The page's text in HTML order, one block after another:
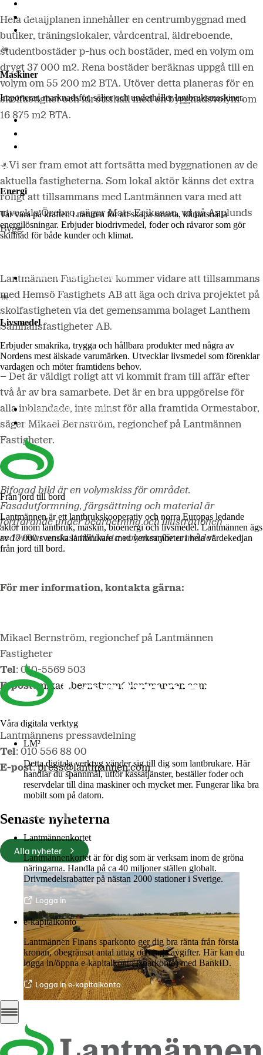
LM2
Maskiner
Importerar, marknadsför, säljer och underhåller lantbruksmaskiner.
Lantmännen Maskin
Energi
Tar vara på kraften i naturen för att skapa smarta, klimatsnälla
energilösningar. Erbjuder biodrivmedel, foder och råvaror som gör
skillnad för både kunder och klimat.
Lantmännen Biorefineries
Livsmedel
Erbjuder smakrika, trygga och hållbara produkter med några av
Nordens mest älskade varumärken. Utvecklar livsmedel som förenklar
vardagen och möter framtidens behov.
Lantmännen Cerealia
Lantmännen Unibake
Från jord till bord
Lantmännen är ett lantbrukskooperativ och norra Europas ledande
aktör inom lantbruk, maskin, bioenergi och livsmedel. Lantmännen ägs
av 17 000 svenska lantbrukare med verksamheter i hela värdekedjan
från jord till bord.
Våra digitala verktyg
LM²
Detta digitala verktyg vänder sig till dig som lantbrukare. Här
handlar du spannmål, utför kassatjänster, beställer foder och
reservdelar till dina maskiner och mycket mer. Fungerar lika bra
mobilt som på datorn.
Mer om LM2
Lantmännenkortet
Lantmännenkortet är för dig som är verksam inom de gröna
näringarna. Handla på ca 40 miljoner ställen globalt.
Drivmedelsrabatter på nästan 2000 stationer i Sverige.
Logga in
e-kapitalkonto
Lantmännen Finans sparkonto ger dig bra ränta från första
kronan, obegränsat antal uttag och inga avgifter. Här kan du
logga in/öppna e-kapitalkonto (sparkonto) med BankID.
Logga in e-kapitalkonto
Hela detaljplanen innehåller en centrumbyggnad med
butiker, träningslokaler, vårdcentral, äldreboende,
studentbostäder p-hus och bostäder, med en volym om
drygt 37 000 m2. Rena bostäder beräknas uppgå till en
volym om 55 200 m2 BTA. Utöver detta planeras för en
skolfastighet och idrottshall med en byggnadsvolym om
16 875 m2 BTA.
– Vi ser fram emot att fortsätta med byggnationen av de
aktuella fastigheterna. Som lokal aktör känns det extra
roligt att tillsammans med Lantmännen vara med att
utveckla Örebro, säger Mats Eriksson, vd på Asplunds
Bygg.
Lantmännen Fastigheter kommer vidare att tillsammans
med Hemsö Fastighets AB att äga och driva projektet på
skolfastigheten via det gemensamma bolaget Lanthem
Samhällsfastigheter AB.
– Det är väldigt roligt att vi kommit fram till affär efter
två år av bra samarbete. Det är en bra uppgörelse för
alla inblandade, inte minst för alla framtida Ormestabor,
säger Mikael Bernström, regionchef på Lantmännen
Fastigheter.
Bifogad bild är en volymskiss för området.
Fasadutformning, färgsättning och material är
fortfarande under bearbetning och illustrationen
redovisar endast tilltänkta volymer för området.
För mer information, kontakta gärna:
Mikael Bernström, regionchef på Lantmännen
Fastigheter
Tel: 010-5569 503
E-post: mikael.bernstrom@lantmannen.com
Lantmännens pressavdelning
Tel: 010 556 88 00
E-post:press@lantmannen.com
Senaste nyheterna
Alla nyheter
06 juli 2026•5 min lästid